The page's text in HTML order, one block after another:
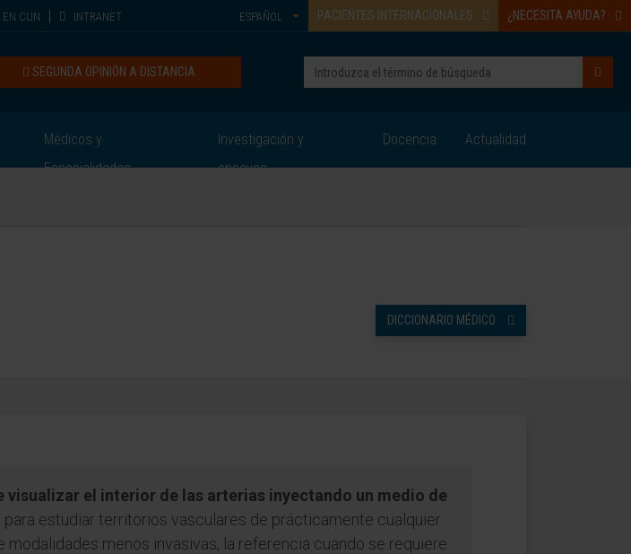
EN CUN INTRANET PACIENTES INTERNACIONALES ¿NECESITA AYUDA?
ESPAÑOL
SEGUNDA OPINIÓN A DISTANCIA
Médicos y
Especialidades
Investigación y
ensayos
Docencia Actualidad
DICCIONARIO MÉDICO
el interior de las arterias inyectando un medio de
para estudiar territorios vasculares de prácticamente cualquier
menos invasivas, la referencia cuando se requiere